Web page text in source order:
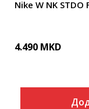
Nike W NK STDO
4.490 MKD